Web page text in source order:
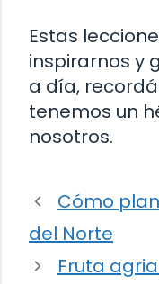
Estas
inspirarnos y
a día,
tenemos un
nosotros.
Cómo
del Norte
Fruta